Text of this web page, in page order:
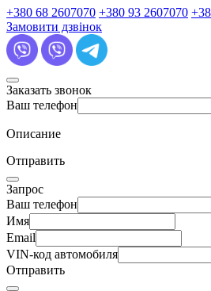
+380 68 2607070 +380 93 2607070
Замовити дзвінок
Заказать звонок
Ваш телефон
Описание
Отправить
Запрос
Ваш телефон
Имя
Email
VIN-код автомобиля
Отправить